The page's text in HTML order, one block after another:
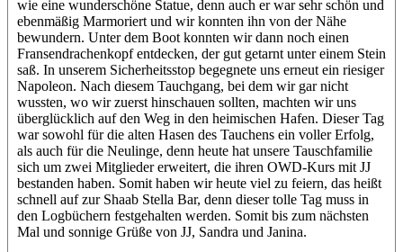
wie eine wunderschöne Statue, denn auch er war sehr schön und
ebenmäßig Marmoriert und wir konnten ihn von der Nähe
bewundern. Unter dem Boot konnten wir dann noch einen
Fransendrachenkopf entdecken, der gut getarnt unter einem Stein
saß. In unserem Sicherheitsstop begegnete uns erneut ein riesiger
Napoleon. Nach diesem Tauchgang, bei dem wir gar nicht
wussten, wo wir zuerst hinschauen sollten, machten wir uns
überglücklich auf den Weg in den heimischen Hafen. Dieser Tag
war sowohl für die alten Hasen des Tauchens ein voller Erfolg,
als auch für die Neulinge, denn heute hat unsere Tauschfamilie
sich um zwei Mitglieder erweitert, die ihren OWD-Kurs mit JJ
bestanden haben. Somit haben wir heute viel zu feiern, das heißt
schnell auf zur Shaab Stella Bar, denn dieser tolle Tag muss in
den Logbüchern festgehalten werden. Somit bis zum nächsten
Mal und sonnige Grüße von JJ, Sandra und Janina.